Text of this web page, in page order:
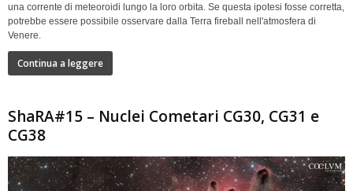
una corrente di meteoroidi lungo la loro orbita. Se questa ipotesi fosse corretta,
potrebbe essere possibile osservare dalla Terra fireball nell'atmosfera di
Venere.
Continua a leggere
ShaRA#15 – Nuclei Cometari CG30, CG31 e
CG38